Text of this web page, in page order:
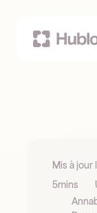
Mis à jour
5mins